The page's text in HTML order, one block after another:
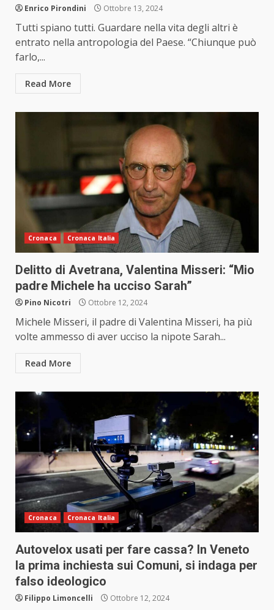
Enrico Pirondini Ottobre 13, 2024
Tutti spiano tutti. Guardare nella vita degli altri è
entrato nella antropologia del Paese. “Chiunque può
farlo,...
Read More
Cronaca Cronaca Italia
Delitto di Avetrana, Valentina Misseri: “Mio
padre Michele ha ucciso Sarah”
Pino Nicotri Ottobre 12, 2024
Michele Misseri, il padre di Valentina Misseri, ha più
volte ammesso di aver ucciso la nipote Sarah...
Read More
Cronaca Cronaca Italia
Autovelox usati per fare cassa? In Veneto
la prima inchiesta sui Comuni, si indaga per
falso ideologico
Filippo Limoncelli Ottobre 12, 2024